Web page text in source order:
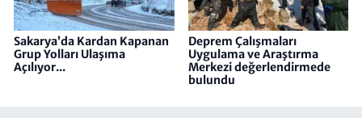
Sakarya’da Kardan Kapanan
Grup Yolları Ulaşıma
Açılıyor...
Deprem Çalışmaları
Uygulama ve Araştırma
Merkezi değerlendirmede
bulundu